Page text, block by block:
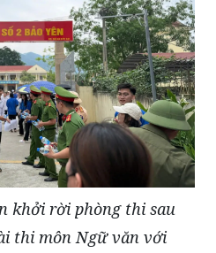
khởi rời phòng thi sau
thi môn Ngữ văn với